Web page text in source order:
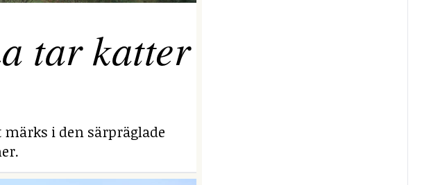
tar katter
i den särpräglade